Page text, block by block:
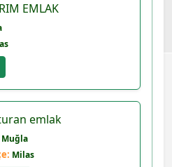
EMLAK
emlak
Muğla
Milas